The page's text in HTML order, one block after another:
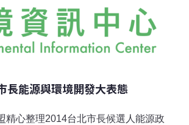
署承諾書，無論是誰當選台中市長，市
基改食材的行政措施及預算，
長能源與環境開發大表態
精心整理2014台北市長候選人能源政